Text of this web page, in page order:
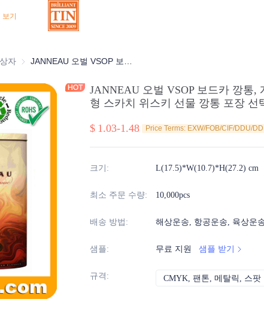
보기
자 초콜릿 주석 상자
JANNEAU 오벌 VSOP 보드카 깡통,
형 스카치 위스키 선물 깡통 포장 선
$ 1.03-1.48 Price Terms: EXW/FOB/CIF/DDU/
크기 : L(17.5)*W(10.7)*H(27.2) cm
최소 주문 수량: 10,000pcs
배송 방법 : 해상운송, 항공운송, 육상운
샘플: 무료 지원 샘플 받기
규격 : CMYK, 팬톤, 메탈릭, 스팟